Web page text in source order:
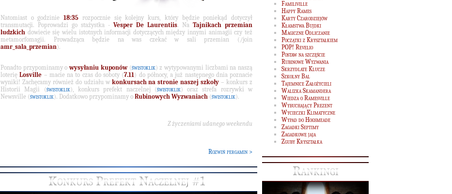
Natomiast o godzinie18:35 rozpocznie się kolejny kurs, który będzie poniekąd dotyczył
transmutacji. Poprowadzi go stażystka - Vesper De Laurentiis. Na Tajnikach przemian
ludzkich dowiecie się wielu istotnych informacji dotyczących między innymi animagii czy też
metamorfomagii. Prowadząca będzie na was czekać w sali przemian (/join
amr_sala_przemian).
Ponadto przypominamy owysyłaniu kuponów(świstoklik) z wytypowanymi liczbami na naszą
loterię Losville – macie na to czas do soboty (7.11 ) do północy, a już następnego dnia poznacie
wyniki! Zachęcamy również do udziału w konkursach na stronie naszej szkoły – konkurs z
Historii Magii (świstoklik), konkurs prefekt naczelnej (świstoklik) oraz strefa rozrywki w
Newsville (świstoklik). Dodatkowo przypominamy o Rubinowych Wyzwaniach (świstoklik).
Z życzeniami udanego weekendu
Rozwiń pergamin >
Konkurs Prefekt Naczelnej #1
Familiville
Happy Rames
Karty Czarodziejów
Kłamstwa Bujdki
Magiczne Odliczanie
Początki z Kryształkiem
POP! Revelio
Postaw na szczęście
Rubinowe Wyzwania
Skrzydlate Klucze
Szkolny Bal
Tajemnice Założycieli
Walizka Skamandera
Wiedza o Ramesville
Wybuchający Prezent
Wycieczki Klimatyczne
Wypad do Hogsmeade
Zagadki Septimy
Zagadkowe jaja
Zguby Kryształka
Rankingi